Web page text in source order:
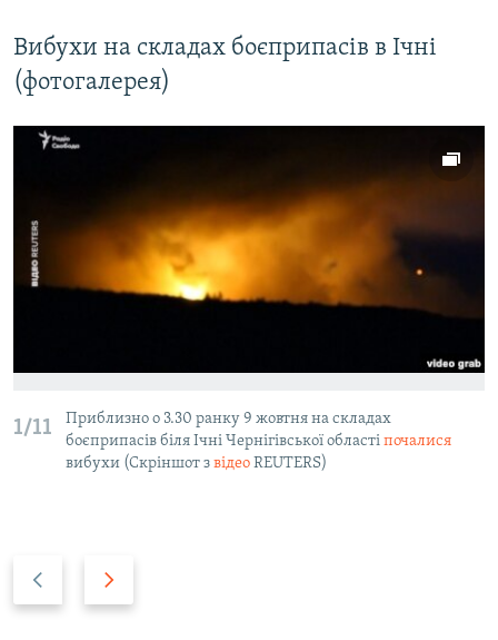
Вибухи на складах боєприпасів в Ічні
(фотогалерея)
1/11
Приблизно о 3.30 ранку 9 жовтня на складах
боєприпасів біля Ічні Чернігівської області почалися
вибухи (Скріншот з відео REUTERS)